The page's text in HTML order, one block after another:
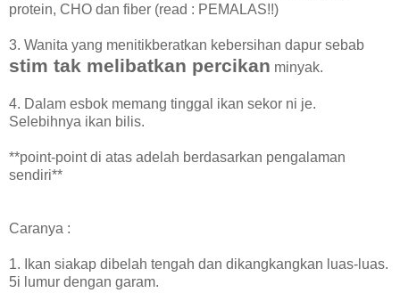
protein, CHO dan fiber (read : PEMALAS!!)
3. Wanita yang menitikberatkan kebersihan dapur sebab
stim tak melibatkan percikan minyak.
4. Dalam esbok memang tinggal ikan sekor ni je.
Selebihnya ikan bilis.
**point-point di atas adelah berdasarkan pengalaman
sendiri**
Caranya :
1. Ikan siakap dibelah tengah dan dikangkangkan luas-luas.
5i lumur dengan garam.